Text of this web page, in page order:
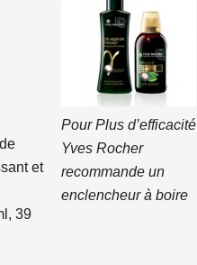
Pour Plus d’efficacité
Yves Rocher
recommande un
enclencheur à boire
et
39